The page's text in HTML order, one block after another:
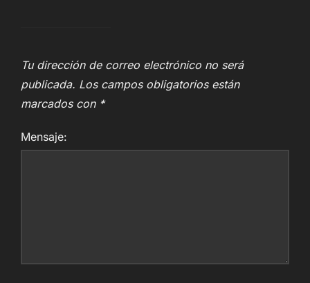
Tu dirección de correo electrónico no será
publicada. Los campos obligatorios están
marcados con *
Mensaje: